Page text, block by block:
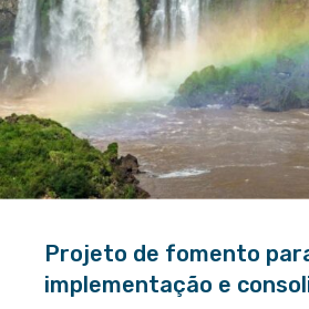
Projeto de fomento
implementação e